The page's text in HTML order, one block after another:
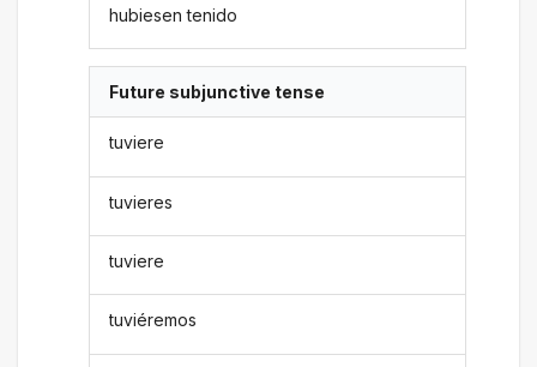
hubiesen tenido
Future subjunctive tense
tuviere
tuvieres
tuviere
tuviéremos